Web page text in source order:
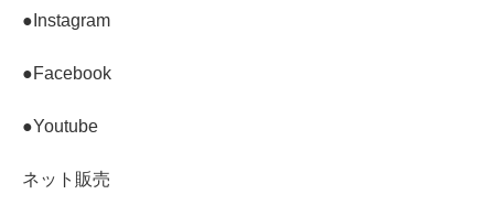
●Instagram
●Facebook
●Youtube
ネット販売